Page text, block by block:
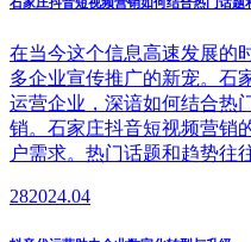
在当今这个信息高速发展的
多企业宣传推广的新宠。石
运营企业，深谙如何结合热
销。石家庄抖音短视频营销
户需求。热门话题和趋势往
282024.04